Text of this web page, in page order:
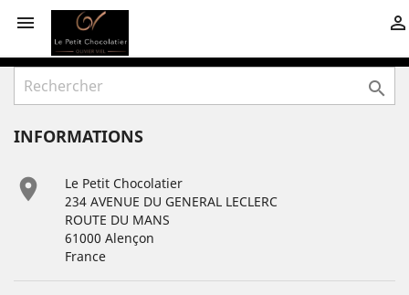
 

INFORMATIONS

Le Petit Chocolatier
234 AVENUE DU GENERAL LECLERC
ROUTE DU MANS
61000 Alençon
France